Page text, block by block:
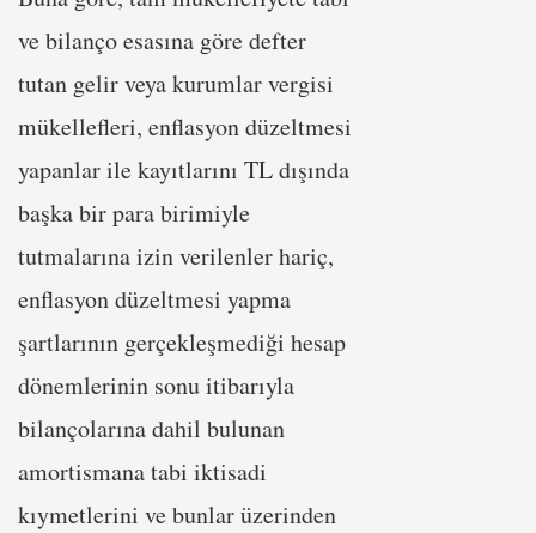
ve bilanço esasına göre defter
tutan gelir veya kurumlar vergisi
mükellefleri, enflasyon düzeltmesi
yapanlar ile kayıtlarını TL dışında
başka bir para birimiyle
tutmalarına izin verilenler hariç,
enflasyon düzeltmesi yapma
şartlarının gerçekleşmediği hesap
dönemlerinin sonu itibarıyla
bilançolarına dahil bulunan
amortismana tabi iktisadi
kıymetlerini ve bunlar üzerinden